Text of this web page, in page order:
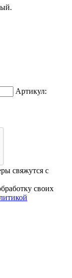
Артикул:
свяжутся с
своих